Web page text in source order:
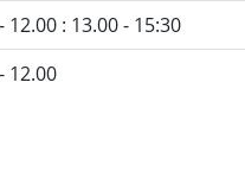
12.00 : 13.00 - 15:30
12.00